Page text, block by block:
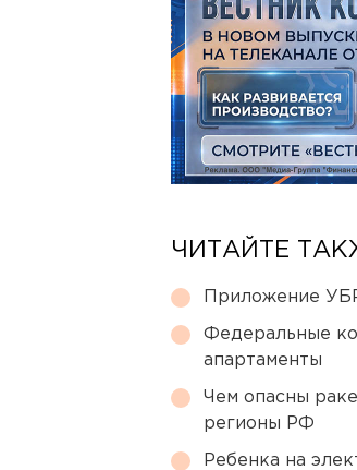
ЧИТАЙТЕ
Приложение
Федеральные
апартаменты
Чем опасны
регионы РФ
Ребенка на